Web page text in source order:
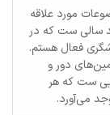
مورد علاقه
سالی ست که در
فعال هستم.
دور و
ست که هر
می‌آورد.